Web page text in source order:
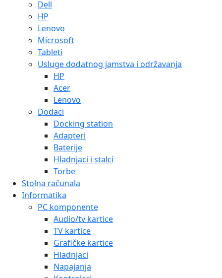
Dell
HP
Lenovo
Microsoft
Tableti
Usluge dodatnog jamstva i održavanja
HP
Acer
Lenovo
Dodaci
Docking station
Adapteri
Baterije
Hladnjaci i stalci
Torbe
Stolna računala
Informatika
PC komponente
Audio/tv kartice
TV kartice
Grafičke kartice
Hladnjaci
Napajanja